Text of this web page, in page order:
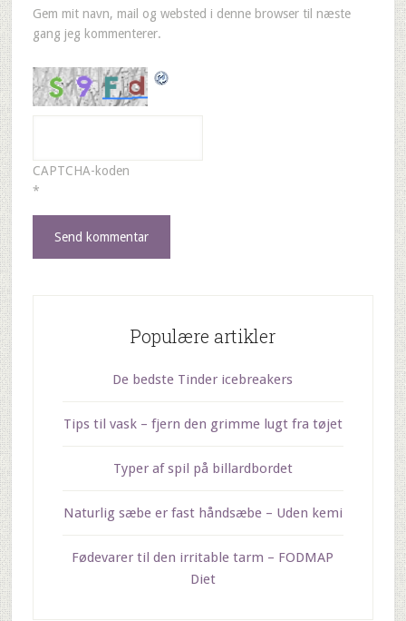
Gem mit navn, mail og websted i denne browser til næste
gang jeg kommenterer.
CAPTCHA-koden
*
Populære artikler
De bedste Tinder icebreakers
Tips til vask – fjern den grimme lugt fra tøjet
Typer af spil på billardbordet
Naturlig sæbe er fast håndsæbe – Uden kemi
Fødevarer til den irritable tarm – FODMAP
Diet